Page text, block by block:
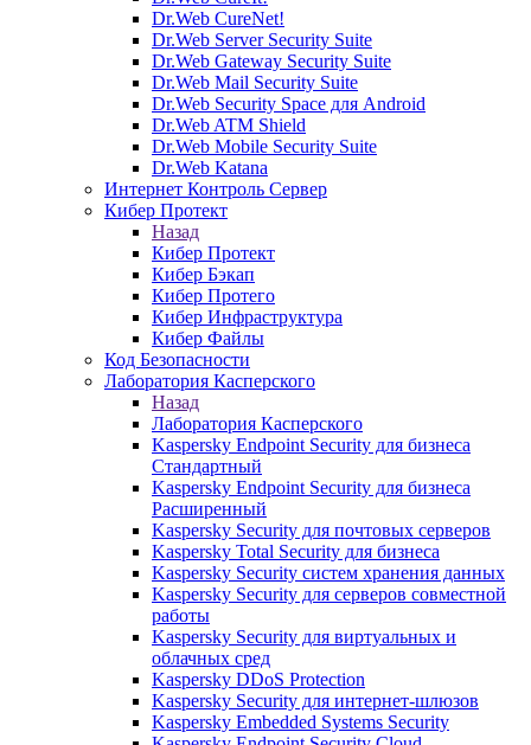
Dr.Web CureNet!
Dr.Web Server Security Suite
Dr.Web Gateway Security Suite
Dr.Web Mail Security Suite
Dr.Web Security Space для Android
Dr.Web ATM Shield
Dr.Web Mobile Security Suite
Dr.Web Katana
Интернет Контроль Сервер
Кибер Протект
Назад
Кибер Протект
Кибер Бэкап
Кибер Протего
Кибер Инфраструктура
Кибер Файлы
Код Безопасности
Лаборатория Касперского
Назад
Лаборатория Касперского
Kaspersky Endpoint Security для бизнеса
Стандартный
Kaspersky Endpoint Security для бизнеса
Расширенный
Kaspersky Security для почтовых серверов
Kaspersky Total Security для бизнеса
Kaspersky Security систем хранения данных
Kaspersky Security для серверов совместной
работы
Kaspersky Security для виртуальных и
облачных сред
Kaspersky DDoS Protection
Kaspersky Security для интернет-шлюзов
Kaspersky Embedded Systems Security